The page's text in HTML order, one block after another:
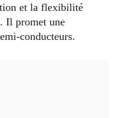
et la flexibilité
. Il promet une
conducteurs.